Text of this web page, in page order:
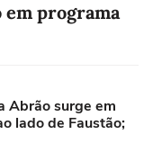
em programa
Abrão surge em
lado de Faustão;